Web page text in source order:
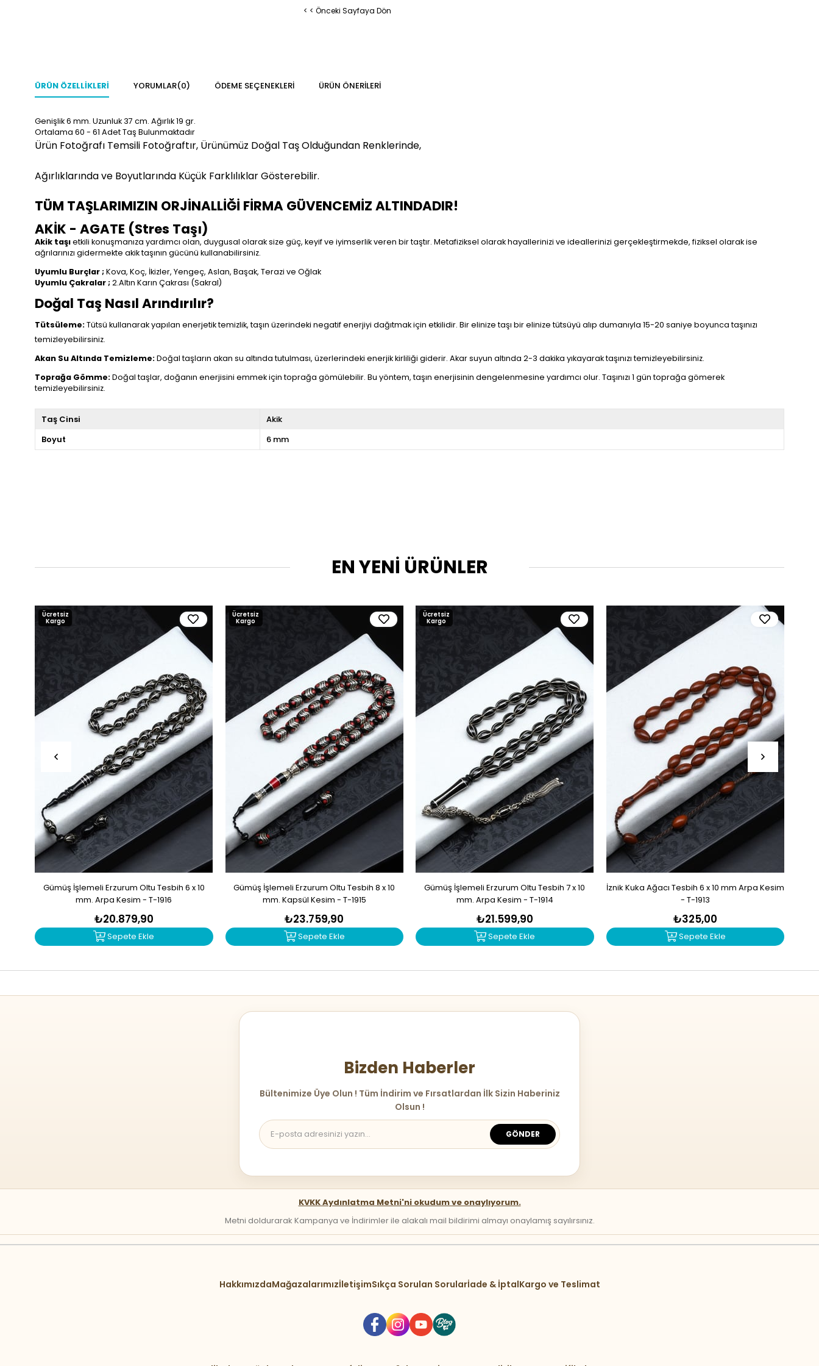
< < Önceki Sayfaya Dön
ÜRÜN ÖZELLIKLERI YORUMLAR(0) ÖDEME SEÇENEKLERI ÜRÜN ÖNERILERI
Genişlik 6 mm. Uzunluk 37 cm. Ağırlık 19 gr.
Ortalama 60 - 61 Adet Taş Bulunmaktadır
Ürün Fotoğrafı Temsili Fotoğraftır, Ürünümüz Doğal Taş Olduğundan Renklerinde,
Ağırlıklarında ve Boyutlarında Küçük Farklılıklar Gösterebilir.
TÜM TAŞLARIMIZIN ORJİNALLİĞİ FİRMA GÜVENCEMİZ ALTINDADIR!
AKİK - AGATE (Stres Taşı)
Akik taşıetkili konuşmanıza yardımcı olan, duygusal olarak size güç, keyif ve iyimserlik veren bir taştır. Metafiziksel olarak hayallerinizi ve ideallerinizi gerçekleştirmekde, fiziksel olarak ise
ağrılarınızı gidermekte akik taşının gücünü kullanabilirsiniz.
Uyumlu Burçlar ;Kova, Koç, İkizler, Yengeç, Aslan, Başak, Terazi ve Oğlak
Uyumlu Çakralar ;2.Altın Karın Çakrası (Sakral)
Doğal Taş Nasıl Arındırılır?
Tütsüleme:Tütsü kullanarak yapılan enerjetik temizlik, taşın üzerindeki negatif enerjiyi dağıtmak için etkilidir. Bir elinize taşı bir elinize tütsüyü alıp dumanıyla 15-20 saniye boyunca taşınızı
temizleyebilirsiniz.
Akan Su Altında Temizleme:Doğal taşların akan su altında tutulması, üzerlerindeki enerjik kirliliği giderir. Akar suyun altında 2-3 dakika yıkayarak taşınızı temizleyebilirsiniz.
Toprağa Gömme:Doğal taşlar, doğanın enerjisini emmek için toprağa gömülebilir. Bu yöntem, taşın enerjisinin dengelenmesine yardımcı olur. Taşınızı 1 gün toprağa gömerek
temizleyebilirsiniz.
Taş Cinsi
Akik
Boyut
6 mm
EN YENİ ÜRÜNLER
Gümüş İşlemeli Erzurum Oltu Tesbih 6 x 10
mm. Arpa Kesim - T-1916
₺20.879,90
Sepete Ekle
Ücretsiz
Kargo
Gümüş İşlemeli Erzurum Oltu Tesbih 8 x 10
mm. Kapsül Kesim - T-1915
₺23.759,90
Sepete Ekle
Ücretsiz
Kargo
Gümüş İşlemeli Erzurum Oltu Tesbih 7 x 10
mm. Arpa Kesim - T-1914
₺21.599,90
Sepete Ekle
Ücretsiz
Kargo
İznik Kuka Ağacı Tesbih 6 x 10 mm Arpa Kesim
- T-1913
₺325,00
Sepete Ekle
Bizden Haberler
Bültenimize Üye Olun ! Tüm İndirim ve Fırsatlardan İlk Sizin Haberiniz
Olsun !
GÖNDER
KVKK Aydınlatma Metni'ni okudum ve onaylıyorum.
Metni doldurarak Kampanya ve İndirimler ile alakalı mail bildirimi almayı onaylamış sayılırsınız.
HakkımızdaMağazalarımızİletişimSıkça Sorulan Sorularİade & İptalKargo ve Teslimat